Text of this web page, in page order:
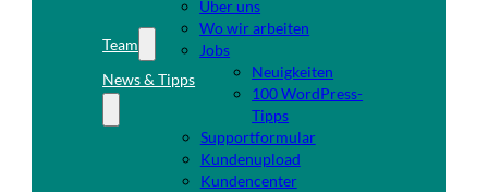
Team
Über uns
Wo wir arbeiten
Jobs
News & Tipps
Neuigkeiten
100 WordPress-
Tipps
Supportformular
Kundenupload
Kundencenter